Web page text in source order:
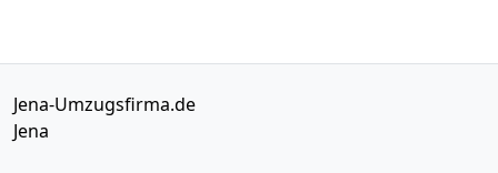
Jena-Umzugsfirma.de
Jena